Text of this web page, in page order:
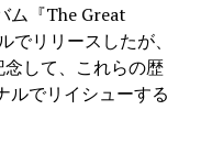
ム『The Great
リリースしたが、
して、これらの歴
ルでリイシューする